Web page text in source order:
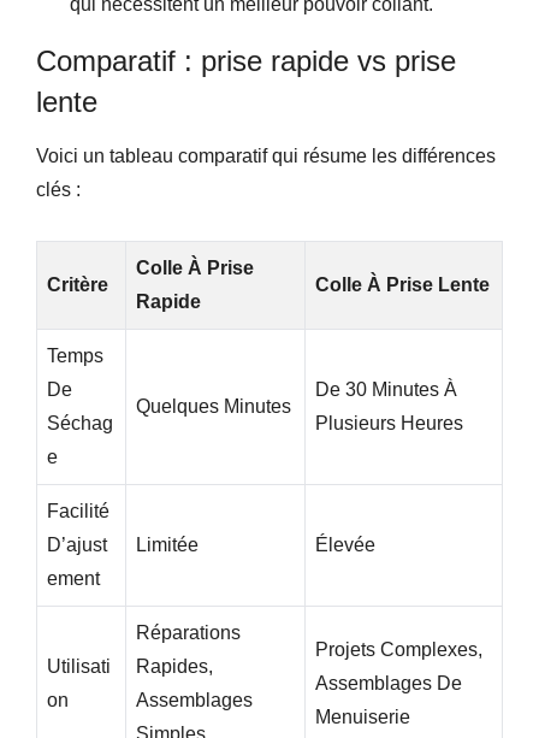
qui nécessitent un meilleur pouvoir collant.
Comparatif : prise rapide vs prise
lente
Voici un tableau comparatif qui résume les différences
clés :
Critère
Colle À Prise
Rapide
Colle À Prise Lente
Temps
De
Séchag
E
Quelques Minutes
De 30 Minutes À
Plusieurs Heures
Facilité
D’ajust
Ement
Limitée Élevée
Utilisati
On
Réparations
Rapides,
Assemblages
Simples
Projets Complexes,
Assemblages De
Menuiserie